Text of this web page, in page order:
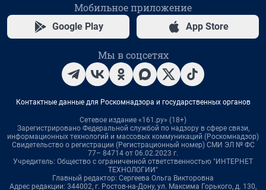
Мобильное приложение
Google Play App Store
Мы в соцсетях
Контактные данные для Роскомнадзора и государственных органов
Сетевое издание «161.ру» (18+)
Зарегистрировано Федеральной службой по надзору в сфере связи,
информационных технологий и массовых коммуникаций (Роскомнадзор)
Свидетельство о регистрации (Регистрационный номер) СМИ ЭЛ № ФС
77– 84714 от 06.02.2023 г.
Учредитель: Общество с ограниченной ответственностью "ИНТЕРНЕТ
ТЕХНОЛОГИИ"
Главный редактор: Сергеева Ольга Викторовна
Адрес редакции: 344002, г. Ростов-на-Дону, ул. Максима Горького, д. 130,